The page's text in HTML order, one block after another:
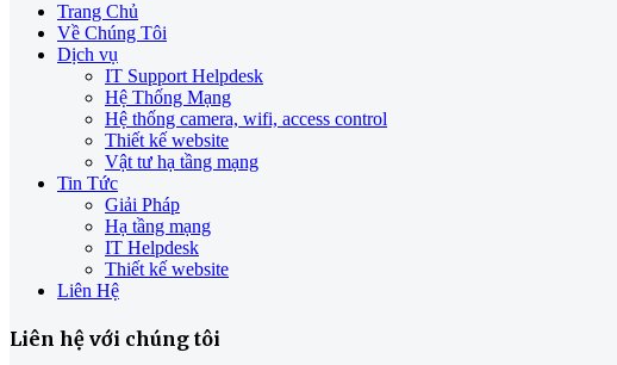
Trang Chủ
Về Chúng Tôi
Dịch vụ
IT Support Helpdesk
Hệ Thống Mạng
Hệ thống camera, wifi, access control
Thiết kế website
Vật tư hạ tầng mạng
Tin Tức
Giải Pháp
Hạ tầng mạng
IT Helpdesk
Thiết kế website
Liên Hệ
Liên hệ với chúng tôi